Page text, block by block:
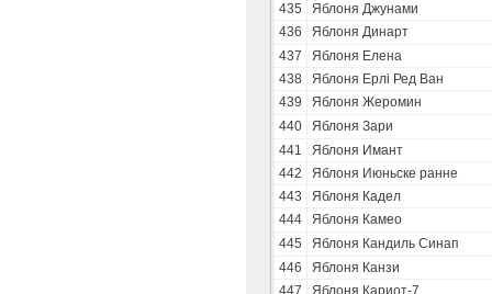
435
Яблоня Джунами
436
Яблоня Динарт
437
Яблоня Елена
438
Яблоня Ерлі Ред Ван
439
Яблоня Жеромин
440
Яблоня Зари
441
Яблоня Имант
442
Яблоня Июньске ранне
443
Яблоня Кадел
444
Яблоня Камео
445
Яблоня Кандиль Синап
446
Яблоня Канзи
447
Яблоня Кариот-7